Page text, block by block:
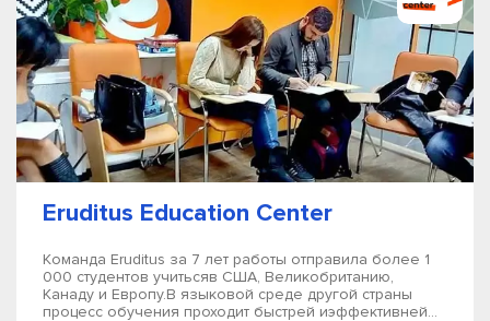
Eruditus Education Center
Команда Eruditus за 7 лет работы отправила более 1
000 студентов учитьсяв США, Великобританию,
Канаду и Европу.В языковой среде другой страны
процесс обучения проходит быстрей иэффективней...